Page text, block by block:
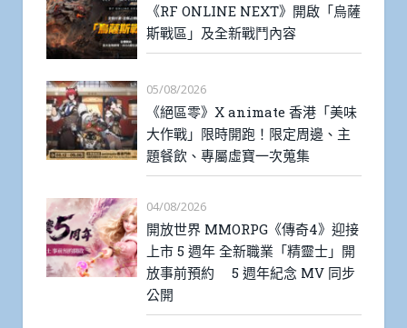
《RF ONLINE NEXT》開啟「烏薩
斯戰區」及全新戰鬥內容
05/08/2026
《絕區零》X animate 香港「美味
大作戰」限時開跑！限定周邊、主
題餐飲、專屬虛寶一次蒐集
04/08/2026
開放世界 MMORPG《傳奇4》迎接
上市 5 週年 全新職業「精靈士」開
放事前預約 5 週年紀念 MV 同步
公開